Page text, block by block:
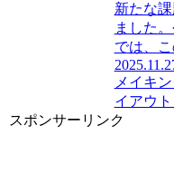
新たな
ました
では、
メイキ
イアウ
スポンサーリンク